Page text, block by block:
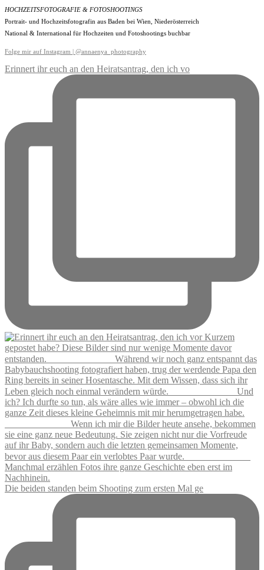
HOCHZEITSFOTOGRAFIE & FOTOSHOOTINGS
Portrait- und Hochzeitsfotografin aus Baden bei Wien, Niederösterreich
National & International für Hochzeiten und Fotoshootings buchbar
Folge mir auf Instagram | @annaenya_photography
Erinnert ihr euch an den Heiratsantrag, den ich vo
Die beiden standen beim Shooting zum ersten Mal ge